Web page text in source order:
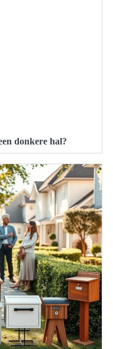
donkere hal?